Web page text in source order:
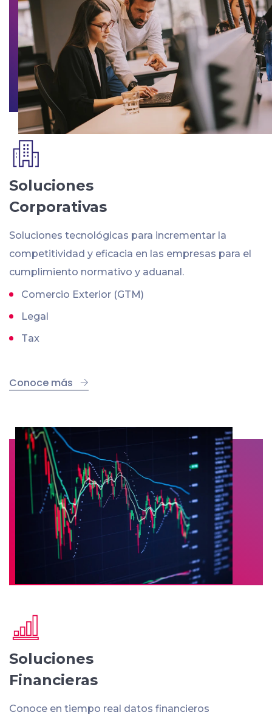
Soluciones
Corporativas
Soluciones tecnológicas para incrementar la
competitividad y eficacia en las empresas para el
cumplimiento normativo y aduanal.
Comercio Exterior (GTM)
Legal
Tax
Conoce más
Soluciones
Financieras
Conoce en tiempo real datos financieros